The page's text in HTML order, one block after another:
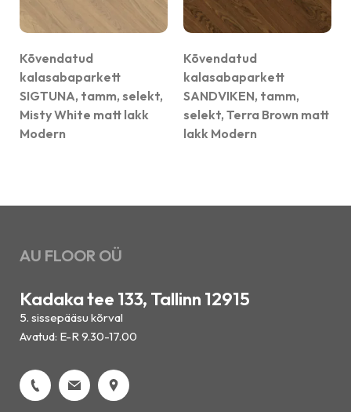
Kõvendatud
kalasabaparkett
SIGTUNA, tamm, selekt,
Misty White matt lakk
Modern
Kõvendatud
kalasabaparkett
SANDVIKEN, tamm,
selekt, Terra Brown matt
lakk Modern
AU FLOOR OÜ
Kadaka tee 133, Tallinn 12915
5. sissepääsu kõrval
Avatud: E-R 9.30-17.00